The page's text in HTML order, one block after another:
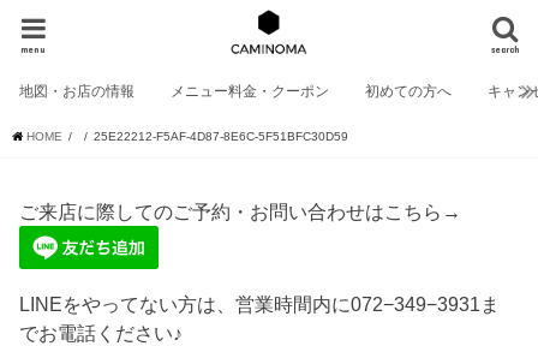
search
menu
地図・お店の情報 メニュー料金・クーポン 初めての方へ キャン
HOME 25E22212-F5AF-4D87-8E6C-5F51BFC30D59
ご来店に際してのご予約・お問い合わせはこちら→
LINEをやってない方は、営業時間内に072−349−3931ま
でお電話ください♪